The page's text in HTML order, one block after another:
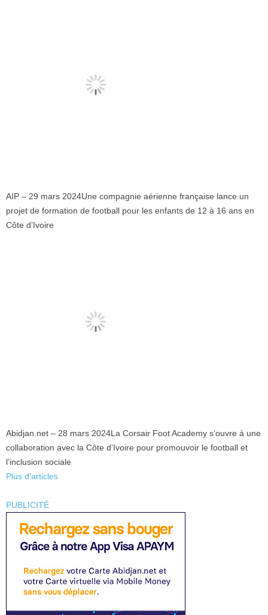
AIP – 29 mars 2024Une compagnie aérienne française lance un
projet de formation de football pour les enfants de 12 à 16 ans en
Côte d’Ivoire
Abidjan.net – 28 mars 2024La Corsair Foot Academy s’ouvre à une
collaboration avec la Côte d’Ivoire pour promouvoir le football et
l’inclusion sociale
Plus d’articles
PUBLICITÉ